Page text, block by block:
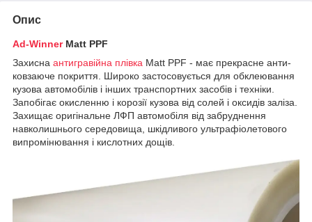
Опис
Ad-WinnerMatt PPF
Захисна антигравійна плівка Matt PPF - має прекрасне анти-
ковзаюче покриття. Широко застосовується для обклеювання
кузова автомобілів і інших транспортних засобів і техніки.
Запобігає окисленню і корозії кузова від солей і оксидів заліза.
Захищає оригінальне ЛФП автомобіля від забруднення
навколишнього середовища, шкідливого ультрафіолетового
випромінювання і кислотних дощів.